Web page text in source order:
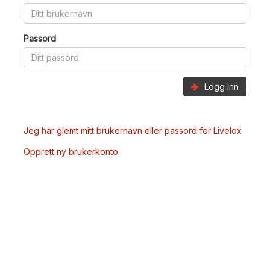
Passord
Logg inn
Jeg har glemt mitt brukernavn eller passord for Livelox
Opprett ny brukerkonto